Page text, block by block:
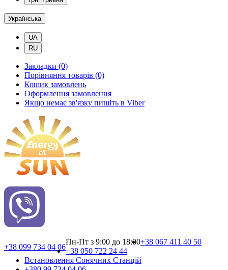
Українська
UA
RU
Закладки (0)
Порівняння товарів (0)
Кошик замовлень
Оформлення замовлення
Якщо немає зв'язку пишіть в Viber
+38 099 734 04 06
Пн-Пт з 9:00 до 18:00+38 067 411 40 50
+38 050 722 24 44
Встановлення Сонячних Cтанцій